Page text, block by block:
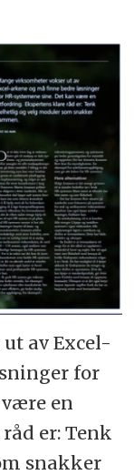
av Excel-
for
en
er: Tenk
snakker